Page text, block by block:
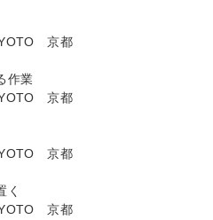
京都
作業
京都
京都
く
京都